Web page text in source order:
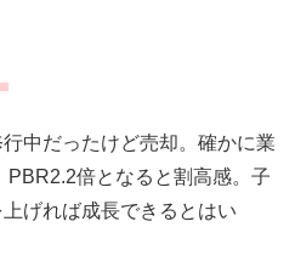
中だったけど売却。確かに業
倍となると割高感。子
げれば成長できるとはい